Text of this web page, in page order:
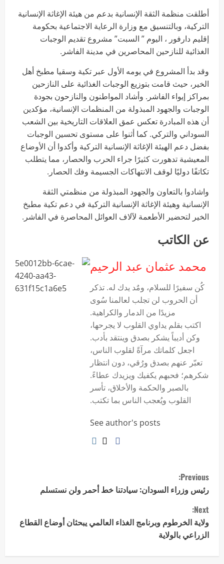
أطلقت منظمة الثقة الإنسانية بدعم من هيئة الإغاثة الإنسانية
التركية، وبالتنسيق مع وزارة الرعاية الاجتماعية بحكومة
إقليم دارفور ، اليوم ” السبت” مشروع تقديم الوجبات
الغذائية للنازحين المحاصرين في مدينة الفاشر.
وقد بدأ المشروع في يومه الأول عبر تكية وسقيا مطبخ أهل
الخير، حيث قامت بتوزيع الوجبات الغذائية على النازحين
بمراكز إيواء الفاشر. وأشاد المواطنون والنازحون بجودة
الوجبات والجهود المبذولة من المنظمات الإنسانية، مؤكدين
أن هذه المبادرة تعكس عمق العلاقات التاريخية بين الشعب
السوداني والتركي. كما أثنوا على مستوى تحسين الوجبات
بفضل دعم الهيئة الإغاثة الإنسانية التركية وأكدوا أن الأوضاع
المعيشية تدهورت كثيرًا جراء الحرب والحصار، مما يتطلب
تكاتفًا دوليًا لوقف الانتهاكات الجسيمة وفك الحصار.
واشادوا بالتعاون والجهود المبذولة من منظمتي الثقة
الإنسانية وهيئة الإغاثة الإنسانية التركية في دعم تكية مطبخ
الخير لتحضير الأطعمة لآلاف العوائل المحاصرة في الفاشر.
عن الكاتب
محمد عثمان عبد الرحيم
‏كُن سفيرًا للسلام، ومٌد يدك له. تذكر
أن الحروب لن تجلب لعالمنا سُوى
مزيدًا من الدمار والكراهية.
اكتب بقلم يداوي القلوب لا يجرحها،
وكن أديباً يشكر بصدق وينتقد بأدب.
اجعل كلماتك مرآةً لقلوب الناس،
تعبّر عنهم بصدق ورُقي، دون انتظار
شكرهم؛ فحبهم يكفيك ويزيدك عطاءً.
بالصبر والحكمة والأخلاق، تأسر
القلوب ويُعجب الناس بما تكتب.
See author's posts
Previous:
رئيس وزراء السودان: سيادتنا خط أحمر ولن نستسلم
Next:
ولاية الخرطوم وبرنامج الغذاء العالمي يبحثان أوضاع القطاع
الزراعي بالولاية